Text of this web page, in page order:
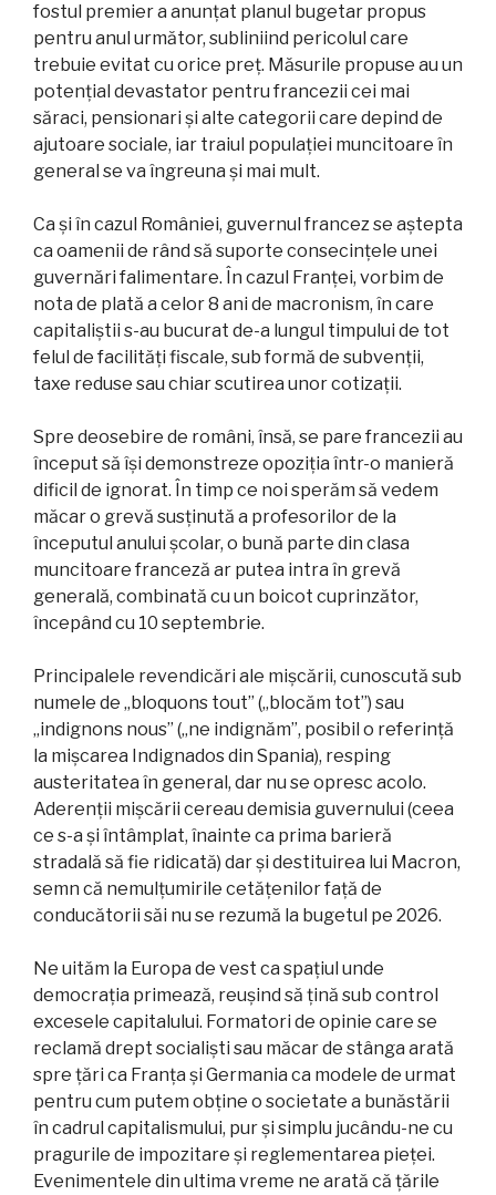
fostul premier a anunțat planul bugetar propus
pentru anul următor, subliniind pericolul care
trebuie evitat cu orice preț. Măsurile propuse au un
potențial devastator pentru francezii cei mai
săraci, pensionari și alte categorii care depind de
ajutoare sociale, iar traiul populației muncitoare în
general se va îngreuna și mai mult.
Ca și în cazul României, guvernul francez se aștepta
ca oamenii de rând să suporte consecințele unei
guvernări falimentare. În cazul Franței, vorbim de
nota de plată a celor 8 ani de macronism, în care
capitaliștii s-au bucurat de-a lungul timpului de tot
felul de facilități fiscale, sub formă de subvenții,
taxe reduse sau chiar scutirea unor cotizații.
Spre deosebire de români, însă, se pare francezii au
început să își demonstreze opoziția într-o manieră
dificil de ignorat. În timp ce noi sperăm să vedem
măcar o grevă susținută a profesorilor de la
începutul anului școlar, o bună parte din clasa
muncitoare franceză ar putea intra în grevă
generală, combinată cu un boicot cuprinzător,
începând cu 10 septembrie.
Principalele revendicări ale mișcării, cunoscută sub
numele de „bloquons tout” („blocăm tot”) sau
„indignons nous” („ne indignăm”, posibil o referință
la mișcarea Indignados din Spania), resping
austeritatea în general, dar nu se opresc acolo.
Aderenții mișcării cereau demisia guvernului (ceea
ce s-a și întâmplat, înainte ca prima barieră
stradală să fie ridicată) dar și destituirea lui Macron,
semn că nemulțumirile cetățenilor față de
conducătorii săi nu se rezumă la bugetul pe 2026.
Ne uităm la Europa de vest ca spațiul unde
democrația primează, reușind să țină sub control
excesele capitalului. Formatori de opinie care se
reclamă drept socialiști sau măcar de stânga arată
spre țări ca Franța și Germania ca modele de urmat
pentru cum putem obține o societate a bunăstării
în cadrul capitalismului, pur și simplu jucându-ne cu
pragurile de impozitare și reglementarea pieței.
Evenimentele din ultima vreme ne arată că țările